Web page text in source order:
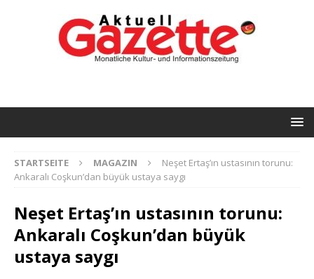
STARTSEITE MAGAZIN
Neşet Ertaş’ın ustasının torunu:
Ankaralı Coşkun’dan büyük ustaya saygı
Neşet Ertaş’ın ustasının torunu:
Ankaralı Coşkun’dan büyük
ustaya saygı